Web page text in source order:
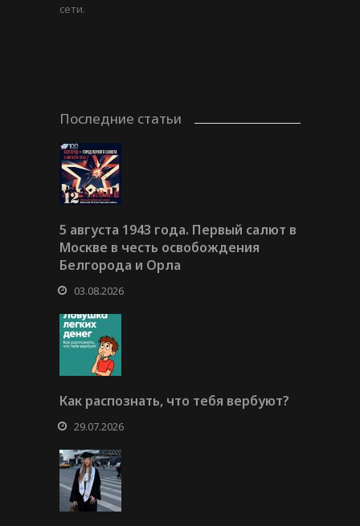
сети.
Последние статьи
5 августа 1943 года. Первый салют в
Москве в честь освобождения
Белгорода и Орла
03.08.2026
Как распознать, что тебя вербуют?
29.07.2026